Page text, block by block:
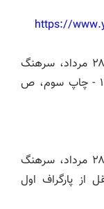
https://
۲- جنبش ملی شدن صنعت نفت و کودتای ۲۸ مرداد، سرهنگ
غلامرضا نجاتی، - شرکت سهامی انتشار- ۱۳۶۶ - چاپ سوم، ص
۵- جنبش ملی شدن صنعت نفت و کودتای ۲۸ مرداد، سرهنگ
چاپ سوم، ص ۴۸۵ به نقل از پارگراف اول